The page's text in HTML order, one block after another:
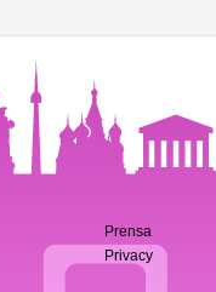
Prensa
Privacy